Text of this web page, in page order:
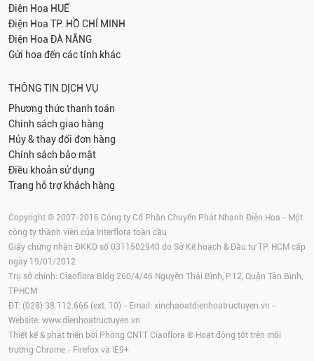
Điện Hoa HUẾ
Điện Hoa TP. HỒ CHÍ MINH
Điện Hoa ĐÀ NẴNG
Gửi hoa đến các tỉnh khác
THÔNG TIN DỊCH VỤ
Phương thức thanh toán
Chính sách giao hàng
Hủy & thay đổi đơn hàng
Chính sách bảo mật
Điều khoản sử dụng
Trang hỗ trợ khách hàng
Copyright © 2007-2016 Công ty Cổ Phần Chuyển Phát Nhanh Điện Hoa - Một
công ty thành viên của Interflora toàn cầu
Giấy chứng nhận ĐKKD số 0311502940 do Sở Kế hoạch & Đầu tư TP. HCM cấp
ngày 19/01/2012
Trụ sở chính: Ciaoflora Bldg 260/4/46 Nguyễn Thái Bình, P.12, Quận Tân Bình,
TPHCM
ĐT: (028) 38.112.666 (ext. 10) - Email: xinchaoatdienhoatructuyen.vn -
Website: www.dienhoatructuyen.vn
Thiết kế & phát triển bởi Phòng CNTT Ciaoflora ® Hoạt động tốt trên môi
trường Chrome - Firefox và IE9+